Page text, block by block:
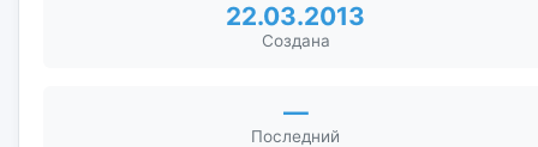
22.03.2013
Создана
—
Последний